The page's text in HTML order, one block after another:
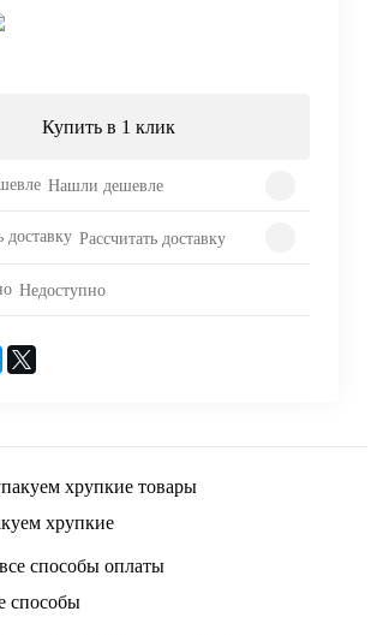
Купить в 1 клик
Нашли дешевле
Рассчитать доставку
Недоступно
хрупкие
способы